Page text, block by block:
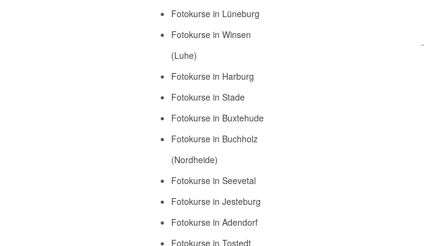
Fotokurse in Lüneburg
Fotokurse in Winsen
(Luhe)
Fotokurse in Harburg
Fotokurse in Stade
Fotokurse in Buxtehude
Fotokurse in Buchholz
(Nordheide)
Fotokurse in Seevetal
Fotokurse in Jesteburg
Fotokurse in Adendorf
Fotokurse in Tostedt